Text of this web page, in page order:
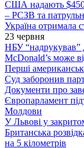
США надають $450
– РСЗВ та
Україна отримала
23 червня
НБУ “надрукував”
McDonald’s може
Перші
Суд заборонив
Документи про
Європарламент
Молдови
У Львові у
Британська
на 5 кілометрів